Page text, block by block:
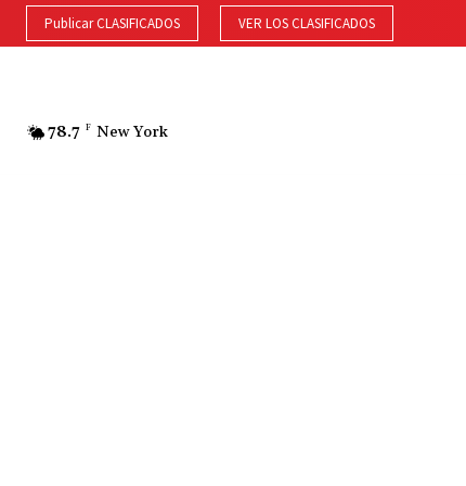
Publicar CLASIFICADOS VER LOS CLASIFICADOS
78.7 F New York